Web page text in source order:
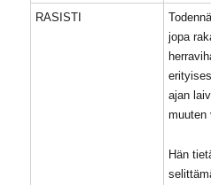
RASISTI
jopa
ajan
muuten
Hän